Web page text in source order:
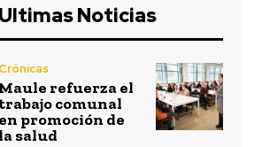
Ultimas Noticias
Crónicas
Maule refuerza el
trabajo comunal
en promoción de
la salud